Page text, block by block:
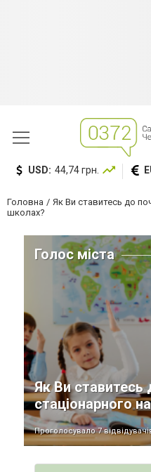
USD: 44,74 грн.
Головна
Як Ви ставитесь до
школах?
Голос міста
Як Ви ставитесь
стаціонарного
Проголосувало 7